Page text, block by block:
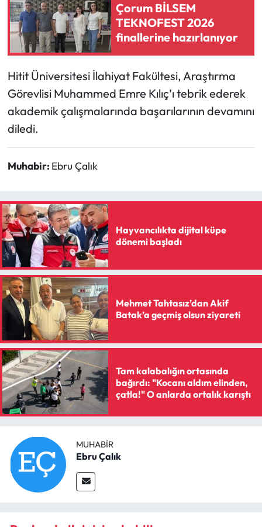
Çorum BİLSEM
TEKNOFEST 2026
finallerine hazırlanıyor
Hitit Üniversitesi İlahiyat Fakültesi, Araştırma
Görevlisi Muhammed Emre Kılıç’ı tebrik ederek
akademik çalışmalarında başarılarının devamını
diledi.
Muhabir: Ebru Çalık
Hayvancılıkta dijital küpe
dönemi başladı
Mehmet Tahtasız’dan Akif
Batak’a geçmiş olsun ziyareti
Tam kalabalığın ortasında
bağırdı: "Kocanı aldım elinden,
çatla!" O anlarda ortalık karıştı
MUHABIR
Ebru Çalık
Siyaset
Spor
Turizm
Uğurludağ Haberleri
Yemek Tarifleri
Yerel Haberler